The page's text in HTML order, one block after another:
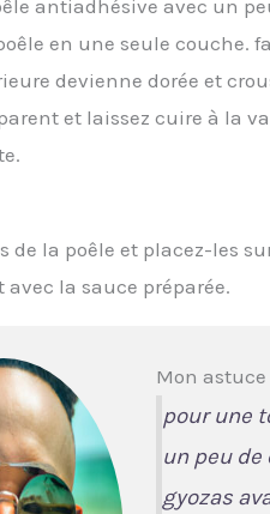
antiadhésive avec un
en une seule couche.
devienne dorée et
et laissez cuire à la
de la poêle et placez-les
la sauce préparée.
Mon
pour une
un peu
gyozas